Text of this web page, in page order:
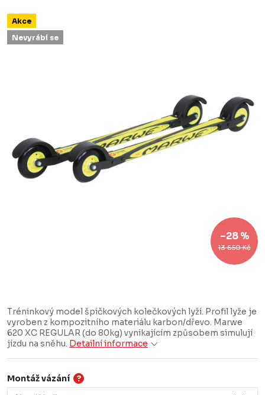
Akce
Nevyrábí se
13 650 Kč
–28 %
Tréninkový model špičkových kolečkových lyží. Profil lyže je
vyroben z kompozitního materiálu karbon/dřevo. Marwe
620 XC REGULAR (do 80kg) vynikajícím způsobem simulují
jízdu na sněhu. Detailní informace
Montáž vázání ?